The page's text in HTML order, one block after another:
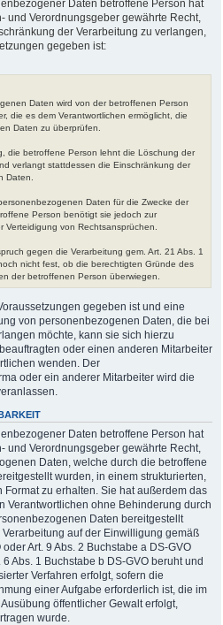
Daten betroffene Person hat
und Verordnungsgeber gewährte Recht,
der Verarbeitung zu verlangen,
gegeben ist:
Daten wird von der betroffenen Person
die es dem Verantwortlichen ermöglicht, die
Daten zu überprüfen.
die betroffene Person lehnt die Löschung der
verlangt stattdessen die Einschränkung der
Daten.
Daten für die Zwecke der
Person benötigt sie jedoch zur
von Rechtsansprüchen.
gegen die Verarbeitung gem. Art. 21 Abs. 1
nicht fest, ob die berechtigten Gründe des
der betroffenen Person überwiegen.
gegeben ist und eine
von personenbezogenen Daten, die bei
möchte, kann sie sich hierzu
oder einen anderen Mitarbeiter
wenden. Der
oder ein anderer Mitarbeiter wird die
Daten betroffene Person hat
und Verordnungsgeber gewährte Recht,
Daten, welche durch die betroffene
wurden, in einem strukturierten,
zu erhalten. Sie hat außerdem das
Verantwortlichen ohne Behinderung durch
Daten bereitgestellt
auf der Einwilligung gemäß
Art. 9 Abs. 2 Buchstabe a DS-GVO
Abs. 1 Buchstabe b DS-GVO beruht und
Verfahren erfolgt, sofern die
einer Aufgabe erforderlich ist, die im
öffentlicher Gewalt erfolgt,
wurde.